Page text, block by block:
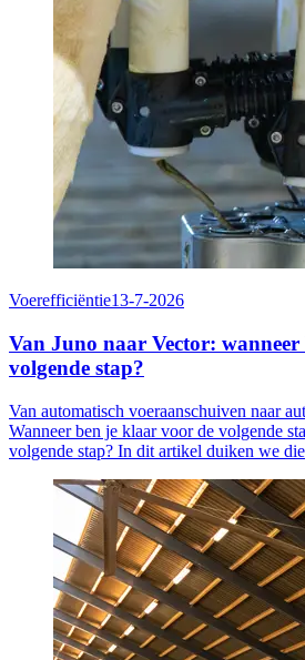
Voerefficiëntie13-7-2026
Van Juno naar Vector:
volgende stap?
Van automatisch voeraanschuiven naar
Wanneer ben je klaar voor de volgende
volgende stap? In dit artikel duiken we